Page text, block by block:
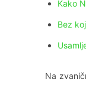
Kako
Bez
Na